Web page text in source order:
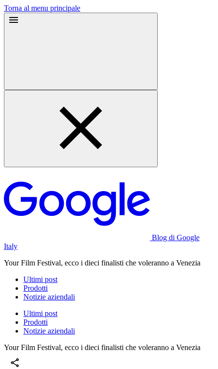
Torna al menu principale
Blog di Google
Italy
Your Film Festival, ecco i dieci finalisti che voleranno a Venezia
Ultimi post
Prodotti
Notizie aziendali
Ultimi post
Prodotti
Notizie aziendali
Your Film Festival, ecco i dieci finalisti che voleranno a Venezia